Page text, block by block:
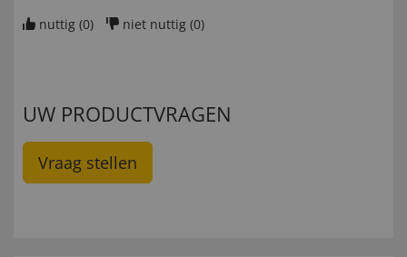
nuttig (0) niet nuttig (0)
UW PRODUCTVRAGEN
Vraag stellen